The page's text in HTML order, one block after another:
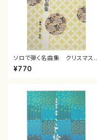
ソロで弾く名曲集 クリスマス・
イブ／恋人がサンタクロース(
箏独奏 /大平光美 編曲/楽
¥770